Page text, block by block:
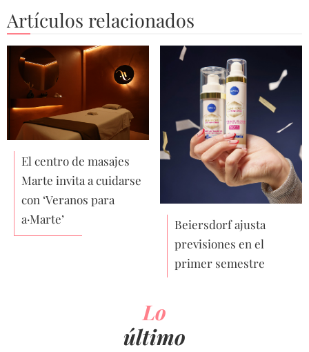
Artículos relacionados
El centro de masajes
Marte invita a cuidarse
con ‘Veranos para
a·Marte’
Beiersdorf ajusta
previsiones en el
primer semestre
Lo
último